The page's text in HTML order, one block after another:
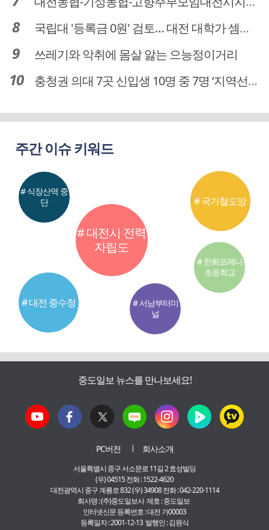
국립대 '등록금 0원' 검토… 대전 대학가 셈법 복잡
쓰레기와 악취에 몸살 앓는 으능정이거리
충청권 의대 7곳 신입생 10명 중 7명 ‘지역선발’… 대전도 69.7%
주간 이슈 키워드
# 대전시 전력
자립도
# 대전 중수청
# 국가철도망
# 식장산역 중
단
# 서남부터미
널
# 한화포레나
초등학교
중도일보 뉴스를 만나보세요!
PC버전 회사소개
서울특별시 중구 서소문로 11길 2 효성빌딩
(우) 04515 전화 : 1522-4620
대전광역시 중구 계룡로 832 (우) 34908 전화 : 042-220-1114
회사명 : (주)중도일보사 제호 : 중도일보
인터넷신문 등록번호 : 대전 가00003
등록일자 : 2001-12-13 발행인 : 김원식